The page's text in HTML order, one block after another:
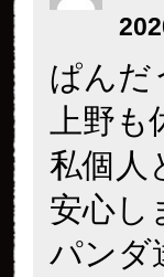
ぱんだ
上野
私個人
安心し
パンダ